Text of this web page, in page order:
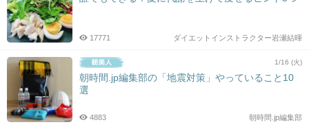
ダイエットインストラクター岩瀬結暉
17771
1/16 (火)
朝時間.jp編集部の「地震対策」やっていること10
選
朝時間.jp編集部
4883